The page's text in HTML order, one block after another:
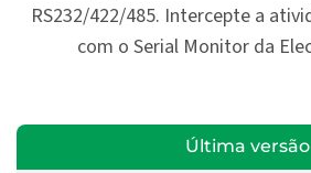
RS232/422/485. Intercepte a
com o Serial Monitor da
Última versão